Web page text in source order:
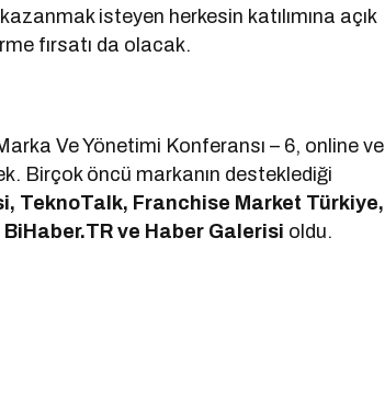
isteyen herkesin katılımına açık
fırsatı da olacak.
Ve Yönetimi Konferansı – 6, online ve
Birçok öncü markanın desteklediği
TeknoTalk, Franchise Market Türkiye,
ve Haber Galerisi oldu.